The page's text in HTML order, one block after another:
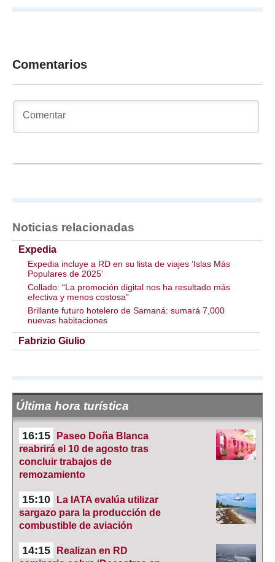
Comentarios
Noticias relacionadas
Expedia
Expedia incluye a RD en su lista de viajes ‘Islas Más
Populares de 2025’
Collado: “La promoción digital nos ha resultado más
efectiva y menos costosa”
Brillante futuro hotelero de Samaná: sumará 7,000
nuevas habitaciones
Fabrizio Giulio
Última hora turística
16:15
Paseo Doña Blanca
reabrirá el 10 de agosto tras
concluir trabajos de
remozamiento
15:10
La IATA evalúa utilizar
sargazo para la producción de
combustible de aviación
14:15
Realizan en RD